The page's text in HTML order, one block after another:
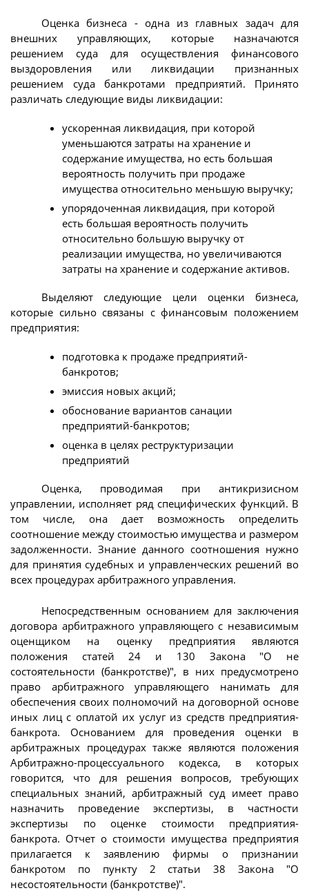
Оценка бизнеса - одна из главных задач для
внешних управляющих, которые назначаются
решением суда для осуществления финансового
выздоровления или ликвидации признанных
решением суда банкротами предприятий. Принято
различать следующие виды ликвидации:
ускоренная ликвидация, при которой
уменьшаются затраты на хранение и
содержание имущества, но есть большая
вероятность получить при продаже
имущества относительно меньшую выручку;
упорядоченная ликвидация, при которой
есть большая вероятность получить
относительно большую выручку от
реализации имущества, но увеличиваются
затраты на хранение и содержание активов.
Выделяют следующие цели оценки бизнеса,
которые сильно связаны с финансовым положением
предприятия:
подготовка к продаже предприятий-
банкротов;
эмиссия новых акций;
обоснование вариантов санации
предприятий-банкротов;
оценка в целях реструктуризации
предприятий
Оценка, проводимая при антикризисном
управлении, исполняет ряд специфических функций. В
том числе, она дает возможность определить
соотношение между стоимостью имущества и размером
задолженности. Знание данного соотношения нужно
для принятия судебных и управленческих решений во
всех процедурах арбитражного управления.
Непосредственным основанием для заключения
договора арбитражного управляющего с независимым
оценщиком на оценку предприятия являются
положения статей 24 и 130 Закона "О не
состоятельности (банкротстве)", в них предусмотрено
право арбитражного управляющего нанимать для
обеспечения своих полномочий на договорной основе
иных лиц с оплатой их услуг из средств предприятия-
банкрота. Основанием для проведения оценки в
арбитражных процедурах также являются положения
Арбитражно-процессуального кодекса, в которых
говорится, что для решения вопросов, требующих
специальных знаний, арбитражный суд имеет право
назначить проведение экспертизы, в частности
экспертизы по оценке стоимости предприятия-
банкрота. Отчет о стоимости имущества предприятия
прилагается к заявлению фирмы о признании
банкротом по пункту 2 статьи 38 Закона "О
несостоятельности (банкротстве)".